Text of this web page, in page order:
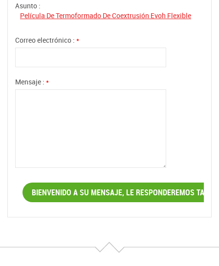
Asunto :
Película De Termoformado De Coextrusión Evoh Flexible
Correo electrónico : *
Mensaje : *